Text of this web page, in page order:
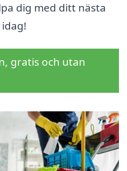
dig med ditt nästa
gratis och utan